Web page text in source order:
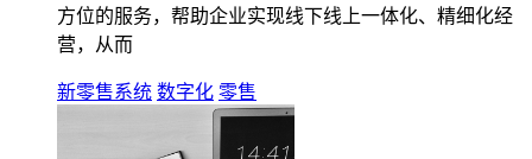
方位的服务，帮助企业实现线下线上一体化、精细化经
营，从而
新零售系统 数字化 零售